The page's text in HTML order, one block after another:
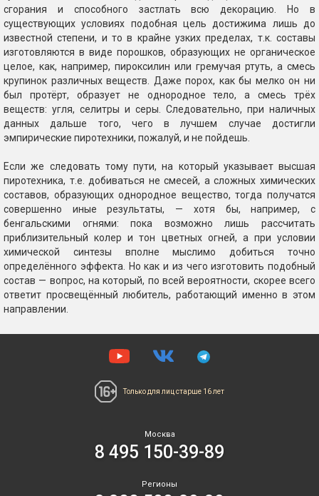
сгорания и способного застлать всю декорацию. Но в
существующих условиях подобная цель достижима лишь до
известной степени, и то в крайне узких пределах, т.к. составы
изготовляются в виде порошков, образующих не органическое
целое, как, например, пироксилин или гремучая ртуть, а смесь
крупинок различных веществ. Даже порох, как бы мелко он ни
был протёрт, образует не однородное тело, а смесь трёх
веществ: угля, селитры и серы. Следовательно, при наличных
данных дальше того, чего в лучшем случае достигли
эмпирические пиротехники, пожалуй, и не пойдешь.
Если же следовать тому пути, на который указывает высшая
пиротехника, т.е. добиваться не смесей, а сложных химических
составов, образующих однородное вещество, тогда получатся
совершенно иные результаты, — хотя бы, например, с
бенгальскими огнями: пока возможно лишь рассчитать
приблизительный колер и тон цветных огней, а при условии
химической синтезы вполне мыслимо добиться точно
определённого эффекта. Но как и из чего изготовить подобный
состав — вопрос, на который, по всей вероятности, скорее всего
ответит просвещённый любитель, работающий именно в этом
направлении.
Только для лиц старше 16 лет
Москва
8 495 150-39-89
Регионы